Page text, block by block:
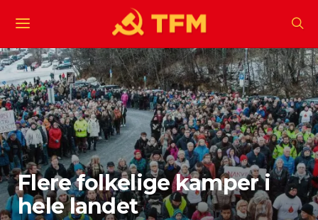
Flere folkelige kamper i
hele landet